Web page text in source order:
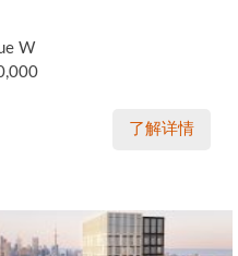
W
了解详情